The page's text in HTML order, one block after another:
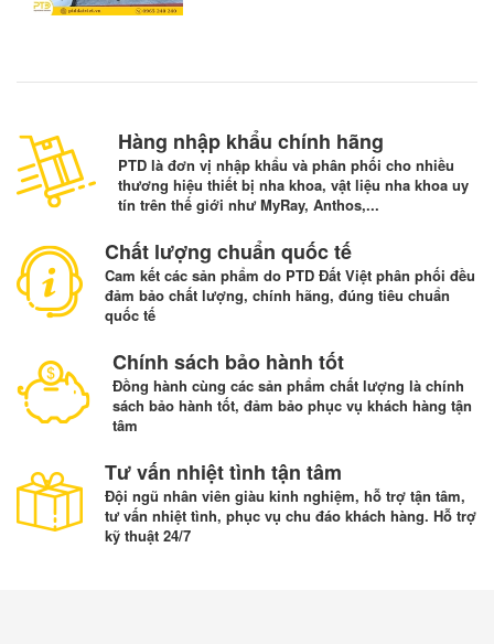
Hàng nhập khẩu chính hãng
PTD là đơn vị nhập khẩu và phân phối cho nhiều
thương hiệu thiết bị nha khoa, vật liệu nha khoa uy
tín trên thế giới như MyRay, Anthos,...
Chất lượng chuẩn quốc tế
Cam kết các sản phẩm do PTD Đất Việt phân phối đều
đảm bảo chất lượng, chính hãng, đúng tiêu chuẩn
quốc tế
Chính sách bảo hành tốt
Đồng hành cùng các sản phẩm chất lượng là chính
sách bảo hành tốt, đảm bảo phục vụ khách hàng tận
tâm
Tư vấn nhiệt tình tận tâm
Đội ngũ nhân viên giàu kinh nghiệm, hỗ trợ tận tâm,
tư vấn nhiệt tình, phục vụ chu đáo khách hàng. Hỗ trợ
kỹ thuật 24/7